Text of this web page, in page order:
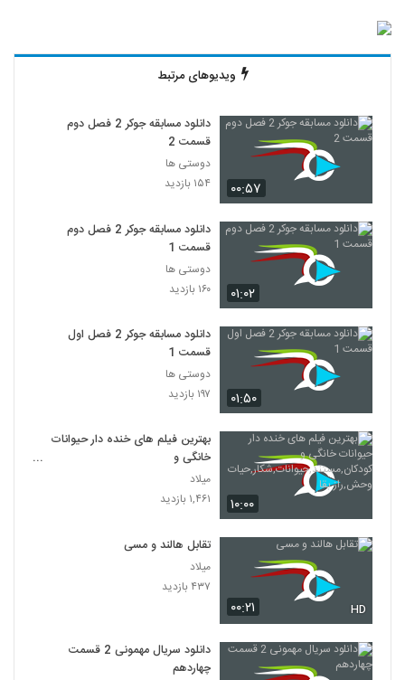
ویدیوهای مرتبط
۰۰:۵۷
دانلود مسابقه جوکر 2 فصل دوم
قسمت 2
دوستی ها
۱۵۴ بازدید
۰۱:۰۲
دانلود مسابقه جوکر 2 فصل دوم
قسمت 1
دوستی ها
۱۶۰ بازدید
۰۱:۵۰
دانلود مسابقه جوکر 2 فصل اول
قسمت 1
دوستی ها
۱۹۷ بازدید
۱۰:۰۰
بهترین فیلم های خنده دار حیوانات
خانگی و
کودکان,مستند,حیوانات,شکار,حیات
وحش,راز بقا
میلاد
۱,۴۶۱ بازدید
۰۰:۲۱ HD
تقابل هالند و مسی
میلاد
۴۳۷ بازدید
دانلود سریال مهمونی 2 قسمت
چهاردهم